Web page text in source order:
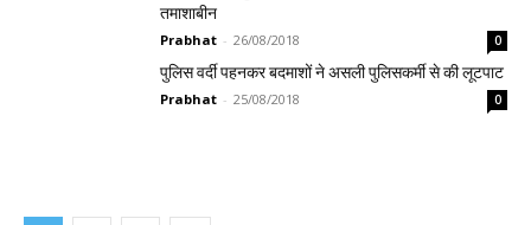
तमाशाबीन
Prabhat - 26/08/2018 0
पुलिस वर्दी पहनकर बदमाशों ने असली पुलिसकर्मी से की लूटपाट
Prabhat - 25/08/2018 0